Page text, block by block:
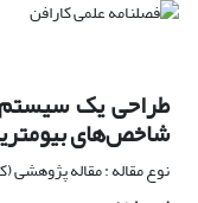
طراحی یک سیستم
شاخص‌های
نوع مقاله : مقاله پژوهشی